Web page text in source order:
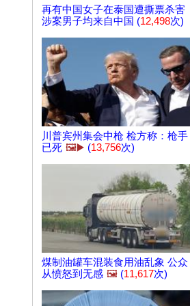
再有中国女子在泰国遭撕票杀害
涉案男子均来自中国 (12,498次)
川普宾州集会中枪 检方称：枪手
已死 🖼️▶️ (13,756次)
煤制油罐车混装食用油乱象 公众
从愤怒到无感 🖼️ (11,617次)